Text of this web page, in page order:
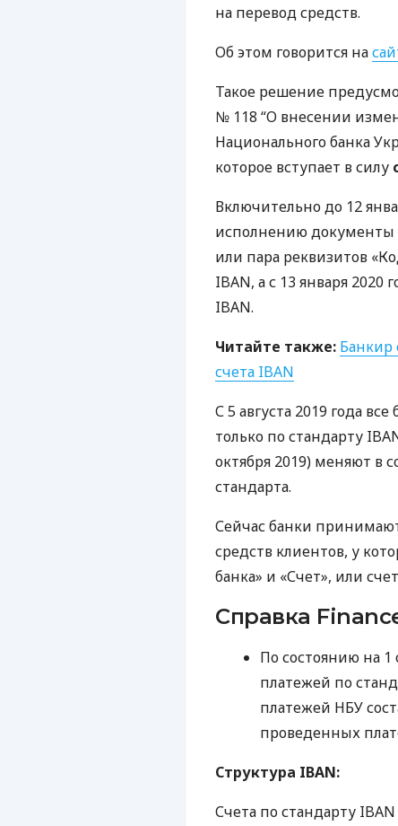
на перевод средств.
Об этом говорится на
Такое решение
№ 118 “О внесении
Национального банка
которое вступает в силу
Включительно до 12
исполнению документы
или пара реквизитов
IBAN, а с 13 января 2020
IBAN.
Читайте также: Банкир
счета IBAN
С 5 августа 2019 года
только по стандарту
октября 2019) меняют в
стандарта.
Сейчас банки
средств клиентов, у
банка» и «Счет», или
Справка
По состоянию на 1
платежей по
платежей НБУ
проведенных
Структура IBAN:
Счета по стандарту IBAN